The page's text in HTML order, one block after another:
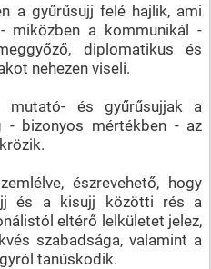
a gyűrűsujj felé hajlik, ami
miközben a kommunikál -
diplomatikus és
nehezen viseli.
és gyűrűsujjak a
- bizonyos mértékben - az
észrevehető, hogy
és a kisujj közötti rés a
eltérő lelkületet jelez,
szabadsága, valamint a
tanúskodik.